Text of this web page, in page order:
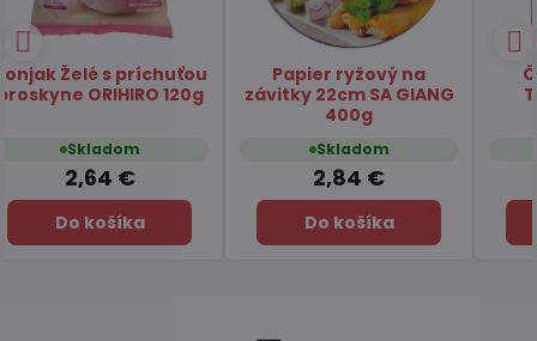
Čaj Matcha Yuzu
TSUBOICHI 5x10g
Skladom
7,45 €
Do košíka
Čaj zelený pražený
Hojicha latte TSUBOICHI
100g
Skladom
6,49 €
Do košíka